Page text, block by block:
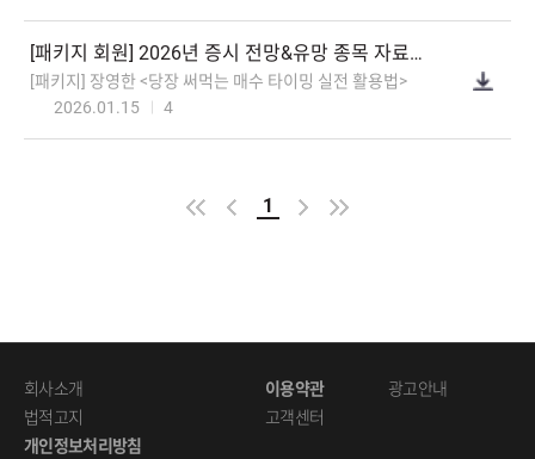
[패키지회원]2026년증시전망&유망종목자료집(PDF)
[패키지]장영한<당장써먹는매수타이밍실전활용법>
2026.01.15
4
1
회사소개
법적고지
개인정보처리방침
이용약관
고객센터
광고안내